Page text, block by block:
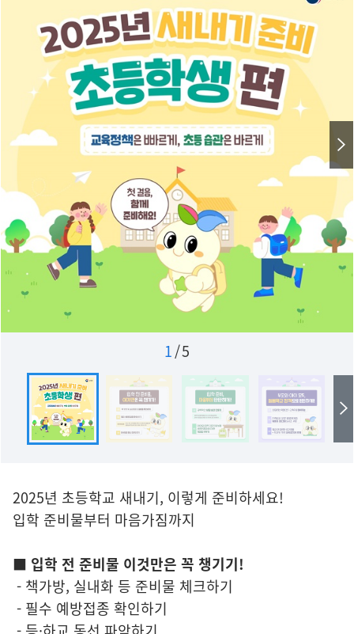
1/5
2025년 초등학교 새내기, 이렇게 준비하세요!
입학 준비물부터 마음가짐까지
■ 입학 전 준비물 이것만은 꼭 챙기기!
- 책가방, 실내화 등 준비물 체크하기
- 필수 예방접종 확인하기